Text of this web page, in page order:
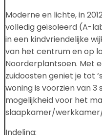
Moderne en lichte, in
volledig geïsoleerd (A-
in een kindvriendelijke
van het centrum en op
Noorderplantsoen. Met
zuidoosten geniet je tot
woning is voorzien van
mogelijkheid voor het
slaapkamer/
Indeling: